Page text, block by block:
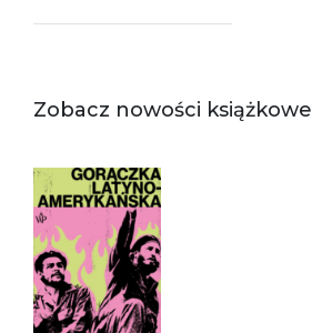
Zobacz nowości książkowe